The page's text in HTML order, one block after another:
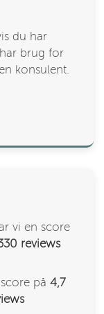
du har
brug for
konsulent.
vi en score
reviews
på 4,7